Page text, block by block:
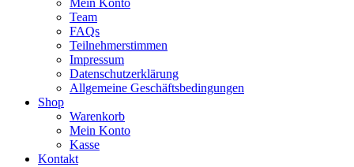
Mein Konto
Team
FAQs
Teilnehmerstimmen
Impressum
Datenschutzerklärung
Allgemeine Geschäftsbedingungen
Shop
Warenkorb
Mein Konto
Kasse
Kontakt